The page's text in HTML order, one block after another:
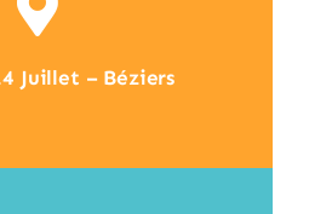
Juillet – Béziers